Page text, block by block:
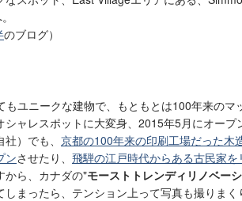
のブログ）
もユニークな建物で、もともとは100年来のマ
ャレスポットに大変身、2015年5月にオープ
）でも、 京都の100年来の印刷工場だった木
ンさせたり、 飛騨の江戸時代からある古民家
から、カナダの"モーストトレンディリノベー
まったら、テンション上って写真も撮りまく